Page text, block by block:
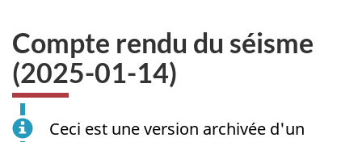
Compte rendu du séisme
(2025-01-14)
Ceci est une version archivée d'un